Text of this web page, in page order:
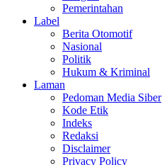
Pemerintahan
Label
Berita Otomotif
Nasional
Politik
Hukum & Kriminal
Laman
Pedoman Media Siber
Kode Etik
Indeks
Redaksi
Disclaimer
Privacy Policy